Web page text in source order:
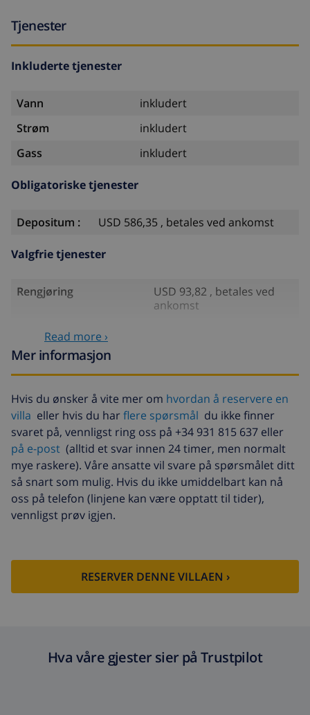
Tjenester
Inkluderte tjenester
Vann
inkludert
Strøm
inkludert
Gass
inkludert
Obligatoriske tjenester
Depositum : USD 586,35 , betales ved ankomst
Valgfrie tjenester
Rengjøring
USD 93,82 , betales ved
ankomst
Barneseng
Sen ankomst
USD 93,82 , betales ved
ankomst
Ekstra sengetøy
USD 17,59 per person ,
betales ved ankomst
Ekstra håndklæder
USD 8,80 per person ,
betales ved ankomst
Sen utsjekking
(USD 52,77/HOUR)
Read more ›
Mer informasjon
Hvis du ønsker å vite mer om hvordan å reservere en
villa eller hvis du har flere spørsmål du ikke finner
svaret på, vennligst ring oss på +34 931 815 637 eller
på e-post (alltid et svar innen 24 timer, men normalt
mye raskere). Våre ansatte vil svare på spørsmålet ditt
så snart som mulig. Hvis du ikke umiddelbart kan nå
oss på telefon (linjene kan være opptatt til tider),
vennligst prøv igjen.
RESERVER DENNE VILLAEN ›
Hva våre gjester sier på Trustpilot